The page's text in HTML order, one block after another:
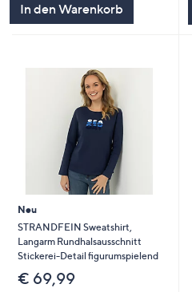
In den Warenkorb
Neu
STRANDFEIN Sweatshirt,
Langarm Rundhalsausschnitt
Stickerei-Detail figurumspielend
€ 69,99